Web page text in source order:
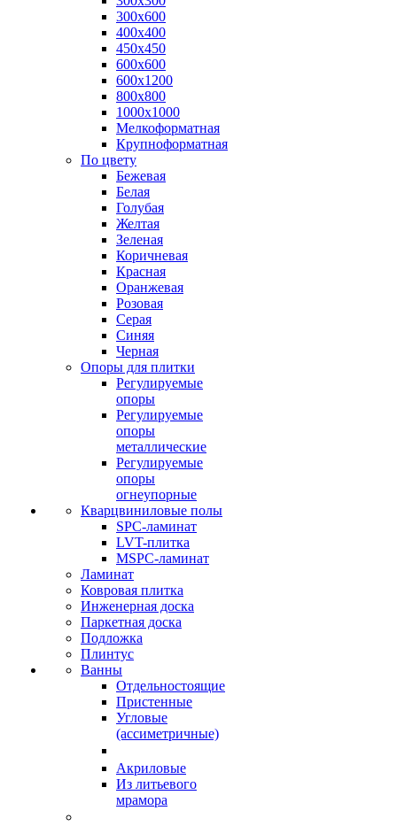
300х600
400х400
450х450
600х600
600х1200
800х800
1000х1000
Мелкоформатная
Крупноформатная
По цвету
Бежевая
Белая
Голубая
Желтая
Зеленая
Коричневая
Красная
Оранжевая
Розовая
Серая
Синяя
Черная
Опоры для плитки
Регулируемые
опоры
Регулируемые
опоры
металлические
Регулируемые
опоры
огнеупорные
Кварцвиниловые полы
SPC-ламинат
LVT-плитка
MSPC-ламинат
Ламинат
Ковровая плитка
Инженерная доска
Паркетная доска
Подложка
Плинтус
Ванны
Отдельностоящие
Пристенные
Угловые
(ассиметричные)
Акриловые
Из литьевого
мрамора